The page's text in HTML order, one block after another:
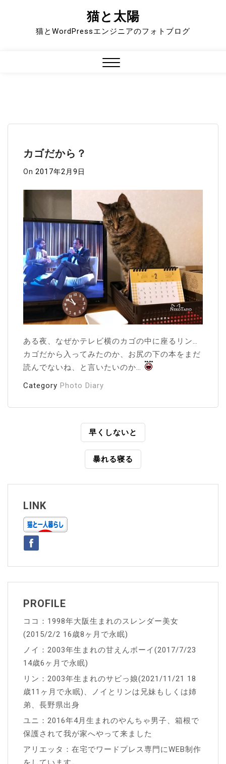
猫と太陽
猫とWordPressエンジニアのフォトブログ
カゴだから？
On 2017年2月9日
ある夜、なぜかテレビ横のカゴの中に座るリン…
カゴだから入ってみたのか、お尻の下の本をまだ
読んでないね、と言いたいのか…
Category Photo Diary
ビ
ゲ
ー
シ
ョ
ン
早くしないと
暴れる寝る
LINK
PROFILE
ココ：1998年大阪生まれのスレンダー美女
(2015/2/2 16歳8ヶ月で永眠)
ノイ：2003年生まれの甘えんボーイ(2017/7/23
14歳6ヶ月で永眠)
リン：2003年生まれのサビっ娘(2021/11/21 18
歳11ヶ月で永眠)、ノイとリンは兄妹もしくは姉
弟、長野県出身
ユニ：2016年4月生まれのやんちゃ男子、箱根で
保護されて我が家へやって来ました
アリエッタ：在宅でワードプレス専門にWEB制作